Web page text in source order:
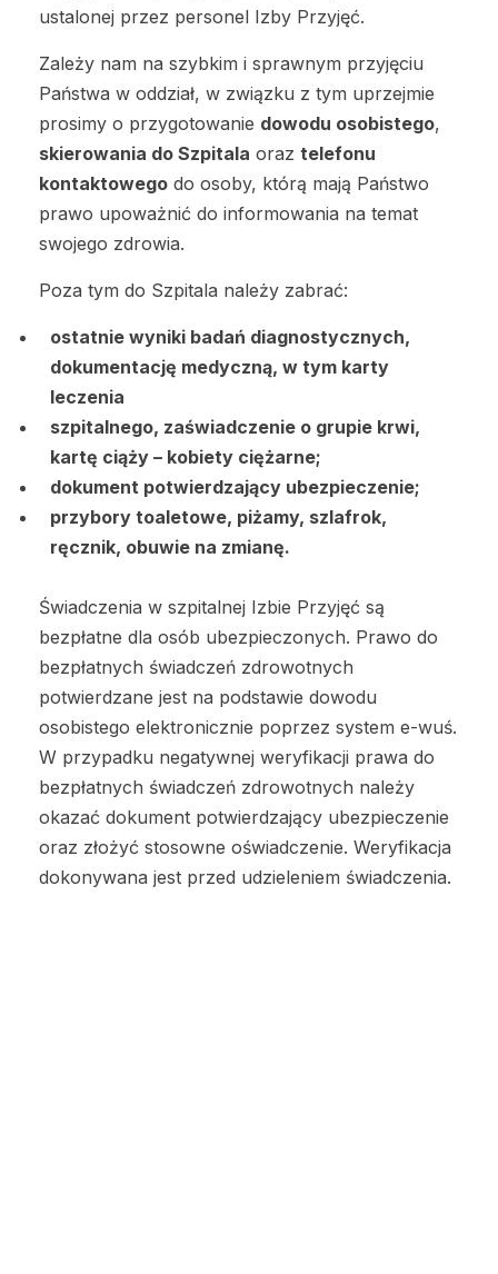
ustalonej przez personel Izby Przyjęć.
Zależy nam na szybkim i sprawnym przyjęciu
Państwa w oddział, w związku z tym uprzejmie
prosimy o przygotowanie dowodu osobistego,
skierowania do Szpitala oraz telefonu
kontaktowego do osoby, którą mają Państwo
prawo upoważnić do informowania na temat
swojego zdrowia.
Poza tym do Szpitala należy zabrać:
ostatnie wyniki badań diagnostycznych,
dokumentację medyczną, w tym karty
leczenia
szpitalnego, zaświadczenie o grupie krwi,
kartę ciąży – kobiety ciężarne;
dokument potwierdzający ubezpieczenie;
przybory toaletowe, piżamy, szlafrok,
ręcznik, obuwie na zmianę.
Świadczenia w szpitalnej Izbie Przyjęć są
bezpłatne dla osób ubezpieczonych. Prawo do
bezpłatnych świadczeń zdrowotnych
potwierdzane jest na podstawie dowodu
osobistego elektronicznie poprzez system e-wuś.
W przypadku negatywnej weryfikacji prawa do
bezpłatnych świadczeń zdrowotnych należy
okazać dokument potwierdzający ubezpieczenie
oraz złożyć stosowne oświadczenie. Weryfikacja
dokonywana jest przed udzieleniem świadczenia.